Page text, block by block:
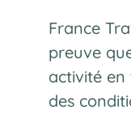
France
preuve
activité
des